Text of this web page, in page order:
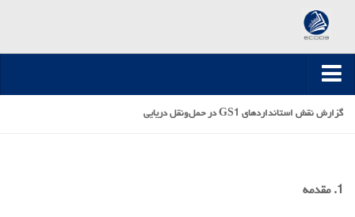
صفحه اصلی
گزارش نقش استاندارد‌هاي GS1 در حمل‌ونقل دريايي
1. مقدمه